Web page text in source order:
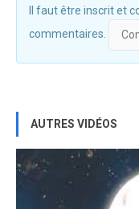
Il faut être inscrit et
commentaires.
AUTRES VIDÉOS